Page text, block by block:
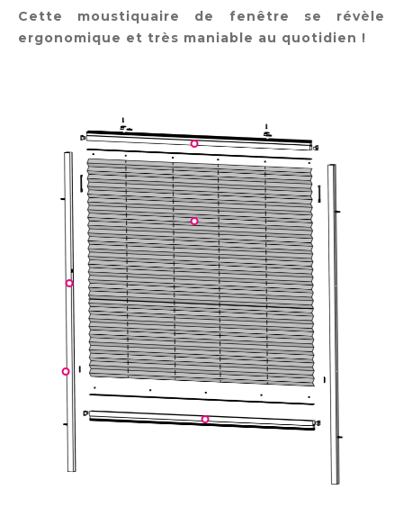
Cette moustiquaire de fenêtre se révèle
ergonomique et très maniable au quotidien !